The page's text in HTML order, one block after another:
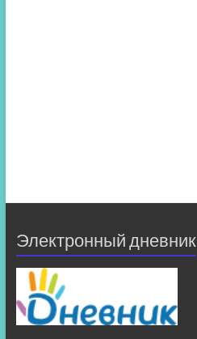
Электронный дневник